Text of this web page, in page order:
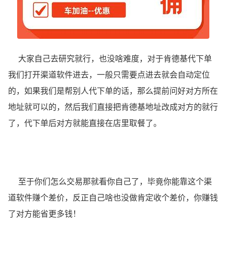
大家自己去研究就行，也没啥难度，对于肯德基代下单
我们打开渠道软件进去，一般只需要点进去就会自动定位
的，如果我们是帮别人代下单的话，那么提前问好对方所在
地址就可以的，然后我们直接把肯德基地址改成对方的就行
了，代下单后对方就能直接在店里取餐了。
至于你们怎么交易那就看你自己了，毕竟你能靠这个渠
道软件赚个差价，反正自己啥也没做肯定收个差价，你赚钱
了对方能省更多钱！